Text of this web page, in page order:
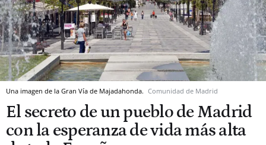
Una imagen de la Gran Vía de Majadahonda. Comunidad de Madrid
El secreto de un pueblo de Madrid
con la esperanza de vida más alta